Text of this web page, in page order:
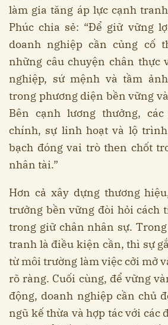
làm gia tăng áp lực cạnh
Phúc chia sẻ: “Để giữ vững
doanh nghiệp cần củng cố
những câu chuyện chân thực
nghiệp, sứ mệnh và tầm
trong phương diện bền vững
Bên cạnh lương thưởng,
chính, sự linh hoạt và lộ
bạch đóng vai trò then chốt
nhân tài.”
Hơn cả xây dựng thương
trưởng bền vững đòi hỏi cách
trong giữ chân nhân sự.
tranh là điều kiện cần, thì sự
từ môi trường làm việc cởi mở
rõ ràng. Cuối cùng, để vững
động, doanh nghiệp cần chủ
ngũ kế thừa và hợp tác với các